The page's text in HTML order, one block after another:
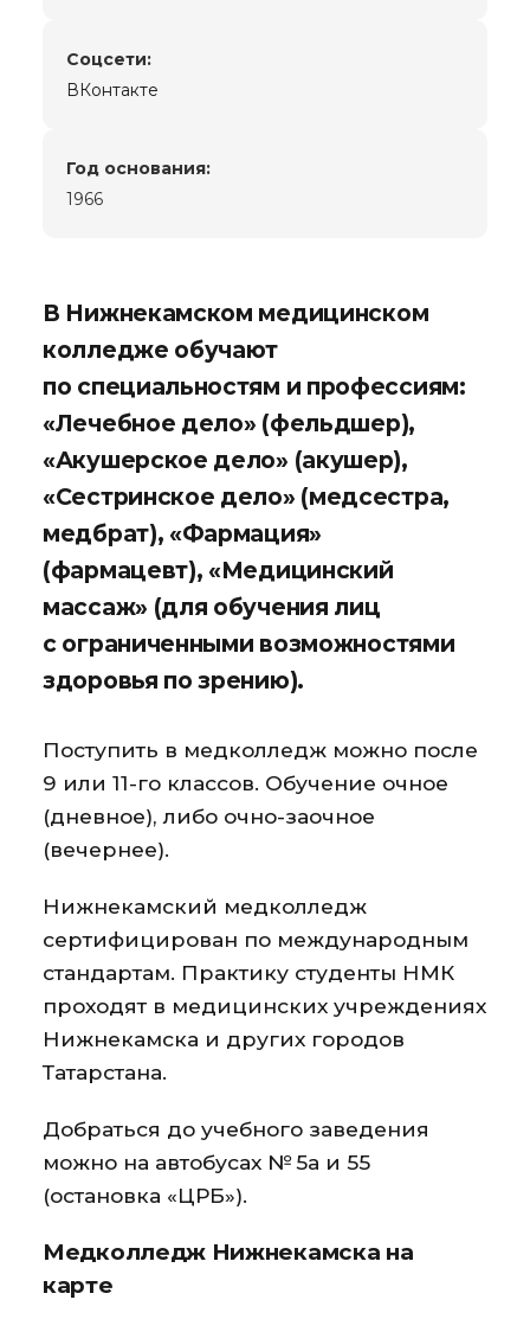
Cоцсети:
ВКонтакте
Год основания:
1966
В Нижнекамском медицинском
колледже обучают
по специальностям и профессиям:
«Лечебное дело» (фельдшер),
«Акушерское дело» (акушер),
«Сестринское дело» (медсестра,
медбрат), «Фармация»
(фармацевт), «Медицинский
массаж» (для обучения лиц
с ограниченными возможностями
здоровья по зрению).
Поступить в медколледж можно после
9 или 11-го классов. Обучение очное
(дневное), либо очно-заочное
(вечернее).
Нижнекамский медколледж
сертифицирован по международным
стандартам. Практику студенты НМК
проходят в медицинских учреждениях
Нижнекамска и других городов
Татарстана.
Добраться до учебного заведения
можно на автобусах № 5а и 55
(остановка «ЦРБ»).
Медколледж Нижнекамска на
карте